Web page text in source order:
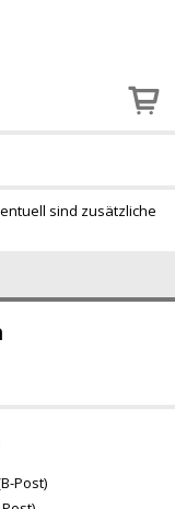
Post)
sind zusätzliche